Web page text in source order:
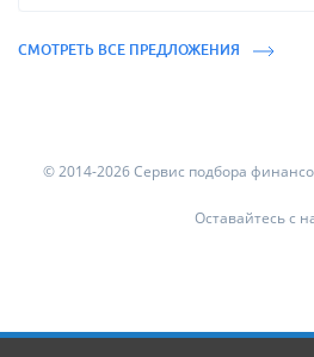
СМОТРЕТЬ ВСЕ ПРЕДЛОЖЕНИЯ
© 2014-2026 Сервис подбора
Оставайтесь с